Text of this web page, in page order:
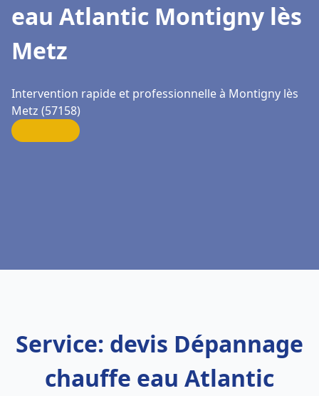
eau Atlantic Montigny lès
Metz
Intervention rapide et professionnelle à Montigny lès
Metz (57158)
Service: devis Dépannage
chauffe eau Atlantic